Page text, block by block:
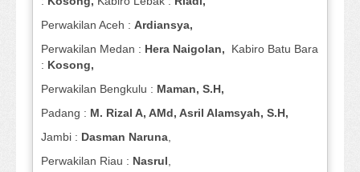
Perwakilan Aceh : Ardiansya,
Perwakilan Medan : Hera Naigolan, Kabiro Batu Bara
: Kosong,
Perwakilan Bengkulu : Maman, S.H,
Padang : M. Rizal A, AMd, Asril Alamsyah, S.H,
Jambi : Dasman Naruna,
Perwakilan Riau : Nasrul,